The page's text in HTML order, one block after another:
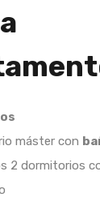
máster con
2 dormitorios